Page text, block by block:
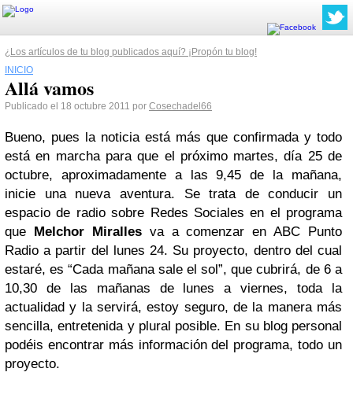
¿Los artículos de tu blog publicados aquí? ¡Propón tu blog!
INICIO
Allá vamos
Publicado el 18 octubre 2011 por Cosechadel66
Bueno, pues la noticia está más que confirmada y todo
está en marcha para que el próximo martes, día 25 de
octubre, aproximadamente a las 9,45 de la mañana,
inicie una nueva aventura. Se trata de conducir un
espacio de radio sobre Redes Sociales en el programa
que MelchorMirallesva a comenzar en ABC Punto
Radio a partir del lunes 24. Su proyecto, dentro del cual
estaré, es “Cada mañana sale el sol”, que cubrirá, de 6 a
10,30 de las mañanas de lunes a viernes, toda la
actualidad y la servirá, estoy seguro, de la manera más
sencilla, entretenida y plural posible. En su blog personal
podéis encontrar más información del programa, todo un
proyecto.